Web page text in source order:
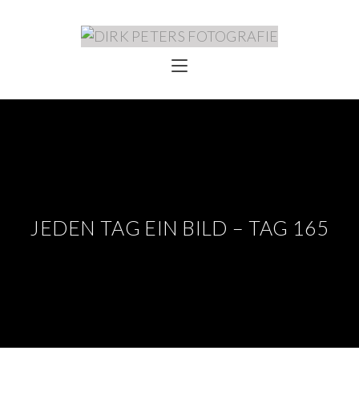
JEDEN TAG EIN BILD – TAG 165